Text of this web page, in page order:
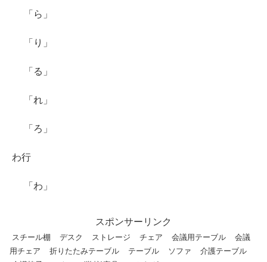
「ら」
「り」
「る」
「れ」
「ろ」
わ行
「わ」
スポンサーリンク
スチール棚 デスク ストレージ チェア 会議用テーブル
会議
用チェア
折りたたみテーブル テーブル ソファ
介護テーブル